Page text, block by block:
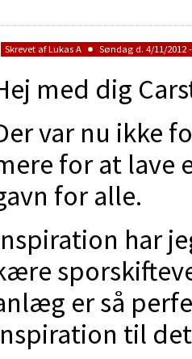
Skrevet afLukas A Søndag d. 4/11/2012
med dig
var nu ikke
for at lave
for alle.
har
er så
til